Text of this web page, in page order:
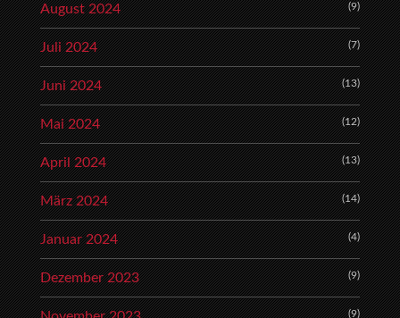
August 2024 (9)
Juli 2024 (7)
Juni 2024 (13)
Mai 2024 (12)
April 2024 (13)
März 2024 (14)
Januar 2024 (4)
Dezember 2023 (9)
(9)